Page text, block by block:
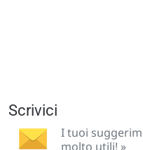
Scrivici
I tuoi
molto utili! »